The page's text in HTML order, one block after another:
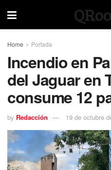
Home Portada
Incendio en
del Jaguar en
consume 12
by Redacción 19 de octubre